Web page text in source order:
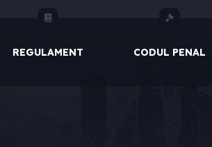
REGULAMENT CODUL PENAL